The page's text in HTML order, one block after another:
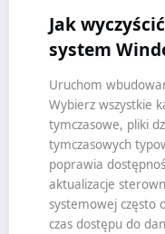
Jak
system
Uruchom
Wybierz wszystkie
tymczasowe, pliki
tymczasowych
poprawia
aktualizacje
systemowej często
czas dostępu do